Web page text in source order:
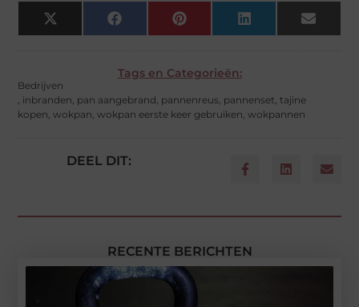
X
(Twitter)
Facebook Pinterest LinkedIn Email
Tags en Categorieën:
Bedrijven
, inbranden, pan aangebrand, pannenreus, pannenset, tajine
kopen,wokpan,wokpan eerste keer gebruiken,wokpannen
DEEL DIT:
RECENTE BERICHTEN